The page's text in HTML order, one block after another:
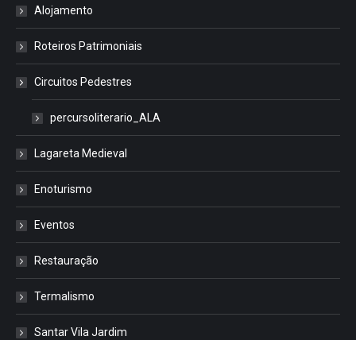
Alojamento
Roteiros Patrimoniais
Circuitos Pedestres
percursoliterario_ALA
Lagareta Medieval
Enoturismo
Eventos
Restauração
Termalismo
Santar Vila Jardim